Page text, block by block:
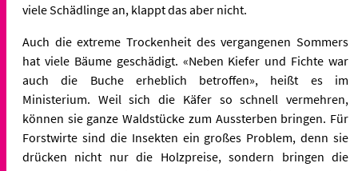
viele Schädlinge an, klappt das aber nicht.
Auch die extreme Trockenheit des vergangenen Sommers
hat viele Bäume geschädigt. «Neben Kiefer und Fichte war
auch die Buche erheblich betroffen», heißt es im
Ministerium. Weil sich die Käfer so schnell vermehren,
können sie ganze Waldstücke zum Aussterben bringen. Für
Forstwirte sind die Insekten ein großes Problem, denn sie
drücken nicht nur die Holzpreise, sondern bringen die